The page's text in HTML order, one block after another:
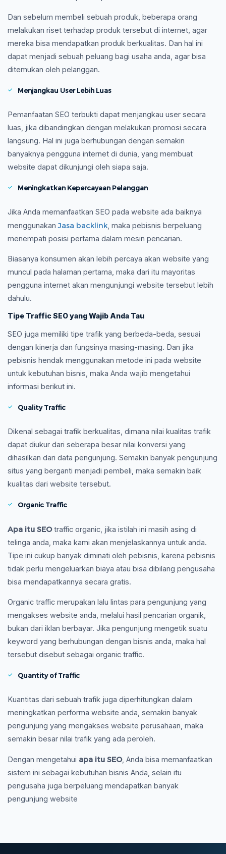
Dan sebelum membeli sebuah produk, beberapa orang
melakukan riset terhadap produk tersebut di internet, agar
mereka bisa mendapatkan produk berkualitas. Dan hal ini
dapat menjadi sebuah peluang bagi usaha anda, agar bisa
ditemukan oleh pelanggan.
Menjangkau User Lebih Luas
Pemanfaatan SEO terbukti dapat menjangkau user secara
luas, jika dibandingkan dengan melakukan promosi secara
langsung. Hal ini juga berhubungan dengan semakin
banyaknya pengguna internet di dunia, yang membuat
website dapat dikunjungi oleh siapa saja.
Meningkatkan Kepercayaan Pelanggan
Jika Anda memanfaatkan SEO pada website ada baiknya
menggunakanJasa backlink , maka pebisnis berpeluang
menempati posisi pertama dalam mesin pencarian.
Biasanya konsumen akan lebih percaya akan website yang
muncul pada halaman pertama, maka dari itu mayoritas
pengguna internet akan mengunjungi website tersebut lebih
dahulu.
Tipe Traffic SEO yang Wajib Anda Tau
SEO juga memiliki tipe trafik yang berbeda-beda, sesuai
dengan kinerja dan fungsinya masing-masing. Dan jika
pebisnis hendak menggunakan metode ini pada website
untuk kebutuhan bisnis, maka Anda wajib mengetahui
informasi berikut ini.
Quality Traffic
Dikenal sebagai trafik berkualitas, dimana nilai kualitas trafik
dapat diukur dari seberapa besar nilai konversi yang
dihasilkan dari data pengunjung. Semakin banyak pengunjung
situs yang berganti menjadi pembeli, maka semakin baik
kualitas dari website tersebut.
Organic Traffic
Apa itu SEOtraffic organic, jika istilah ini masih asing di
telinga anda, maka kami akan menjelaskannya untuk anda.
Tipe ini cukup banyak diminati oleh pebisnis, karena pebisnis
tidak perlu mengeluarkan biaya atau bisa dibilang pengusaha
bisa mendapatkannya secara gratis.
Organic traffic merupakan lalu lintas para pengunjung yang
mengakses website anda, melalui hasil pencarian organik,
bukan dari iklan berbayar. Jika pengunjung mengetik suatu
keyword yang berhubungan dengan bisnis anda, maka hal
tersebut disebut sebagai organic traffic.
Quantity of Traffic
Kuantitas dari sebuah trafik juga diperhitungkan dalam
meningkatkan performa website anda, semakin banyak
pengunjung yang mengakses website perusahaan, maka
semakin besar nilai trafik yang ada peroleh.
Dengan mengetahui apa itu SEO, Anda bisa memanfaatkan
sistem ini sebagai kebutuhan bisnis Anda, selain itu
pengusaha juga berpeluang mendapatkan banyak
pengunjung website